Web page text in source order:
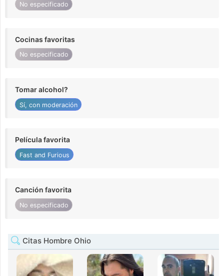
No especificado
Cocinas favoritas
No especificado
Tomar alcohol?
Sí, con moderación
Película favorita
Fast and Furious
Canción favorita
No especificado
Citas Hombre Ohio